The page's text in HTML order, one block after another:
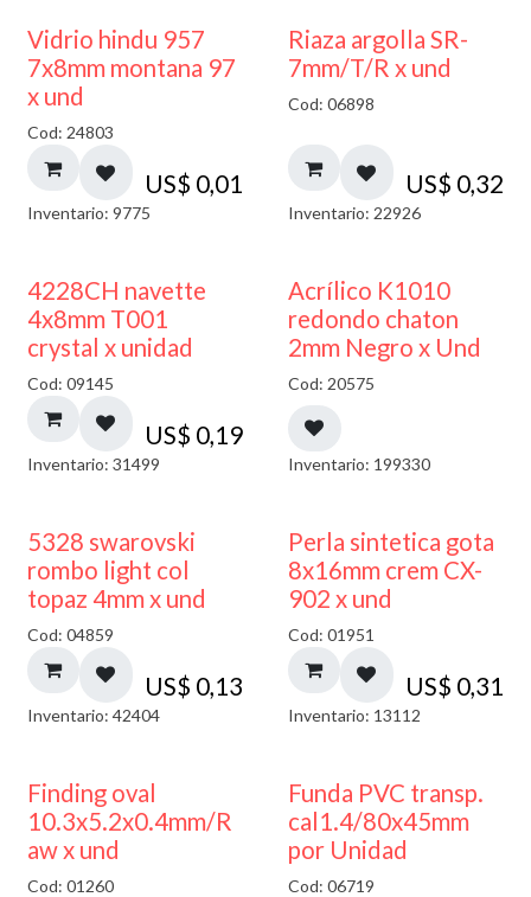
40% DESCUENTO
Vidrio hindu 957
7x8mm montana 97
x und
Cod: 24803
US$ 0,01
Inventario: 9775
Riaza argolla SR-
7mm/T/R x und
Cod: 06898
US$ 0,32
Inventario: 22926
4228CH navette
4x8mm T001
crystal x unidad
Cod: 09145
US$ 0,19
Inventario: 31499
50% DESCUENTO
Acrílico K1010
redondo chaton
2mm Negro x Und
Cod: 20575
Inventario: 199330
5328 swarovski
rombo light col
topaz 4mm x und
Cod: 04859
US$ 0,13
Inventario: 42404
Perla sintetica gota
8x16mm crem CX-
902 x und
Cod: 01951
US$ 0,31
Inventario: 13112
Finding oval
10.3x5.2x0.4mm/R
aw x und
Cod: 01260
Funda PVC transp.
cal1.4/80x45mm
por Unidad
Cod: 06719